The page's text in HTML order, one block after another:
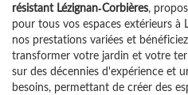
résistant Lézignan-Corbières,
pour tous vos espaces extérieurs à
nos prestations variées et
transformer votre jardin et votre
sur des décennies d'expérience et
besoins, permettant de créer des